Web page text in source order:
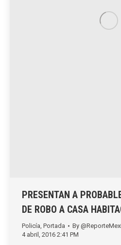
PRESENTAN A
DE ROBO A CASA
Policía Portada By
4 abril, 2016 2:41 PM